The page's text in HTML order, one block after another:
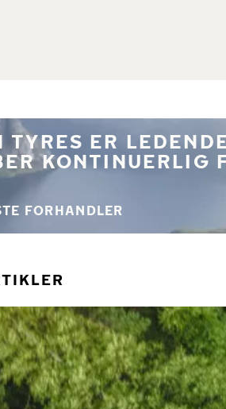
TYRES ER
KONTINUERLIG
FORHANDLER